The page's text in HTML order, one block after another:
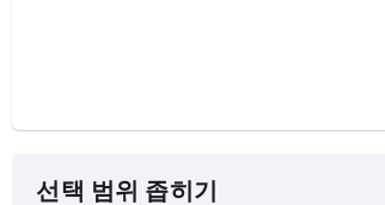
선택 범위 좁히기